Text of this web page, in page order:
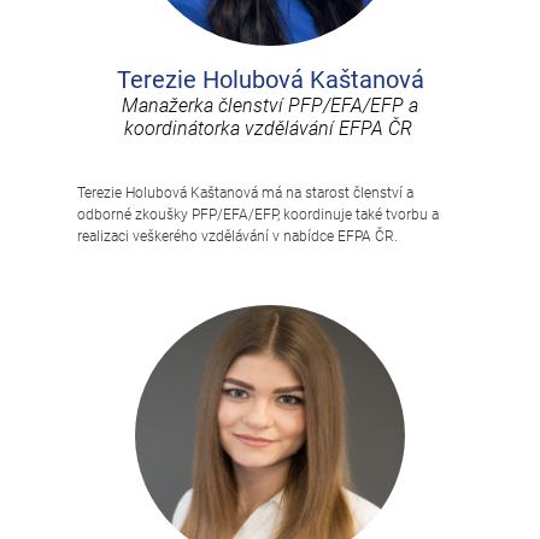
Terezie Holubová Kaštanová
Manažerka členství PFP/EFA/EFP a
koordinátorka vzdělávání EFPA ČR
Terezie Holubová Kaštanová má na starost členství a
odborné zkoušky PFP/EFA/EFP, koordinuje také tvorbu a
realizaci veškerého vzdělávání v nabídce EFPA ČR.